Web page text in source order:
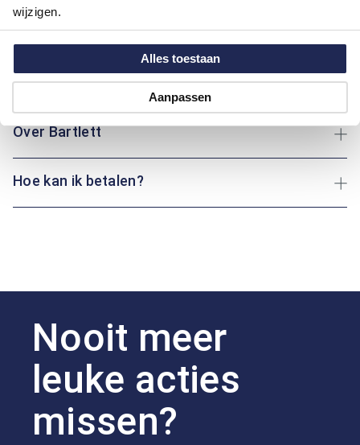
wijzigen.
Alles toestaan
Aanpassen
het motief zorgt voor een speelse maar stijlvolle twist. Een
overhemd dat perfect past bij zowel een casual jeans als een
Maatinformatie
Over Bartlett
Hoe kan ik betalen?
Nooit meer
leuke acties
missen?